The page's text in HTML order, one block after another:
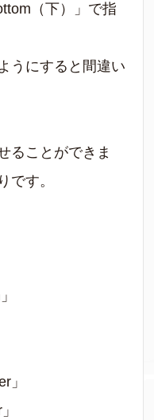
（下）」で指
うにすると間違い
ることができま
です。
」